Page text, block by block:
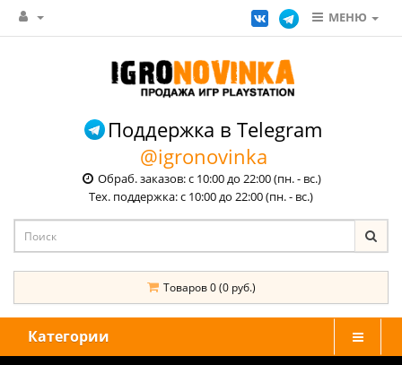
МЕНЮ
Поддержка в Telegram
@igronovinka
Обраб. заказов: с 10:00 до 22:00 (пн. - вс.)
Тех. поддержка: с 10:00 до 22:00 (пн. - вс.)
Товаров 0 (0 руб.)
Категории